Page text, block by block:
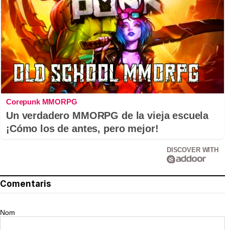
Corepunk MMORPG
Un verdadero MMORPG de la vieja escuela
¡Cómo los de antes, pero mejor!
DISCOVER WITH
Comentaris
Nom